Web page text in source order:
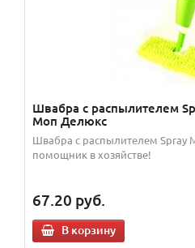
Швабра с распылителем
Моп Делюкс
Швабра с распылителем Spray
помощник в хозяйстве!
67.20 руб.
В корзину